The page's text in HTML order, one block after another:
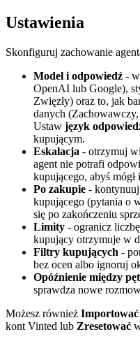
Ustawienia
Skonfiguruj zachowanie
Model i odpowiedź -
OpenAI lub Google),
Zwięzły) oraz to, jak
danych
Ustaw język
kupującym.
Eskalacja - otrzymuj
agent nie potrafi
kupującego, abyś
Po zakupie - kontynuuj
kupującego (pytania o
się po zakończeniu
Limity - ogranicz
kupujący otrzymuje w
Filtry kupujących -
bez ocen albo ignoruj
Opóźnienie między
sprawdza nowe
Możesz również
kont Vinted lub Zresetować